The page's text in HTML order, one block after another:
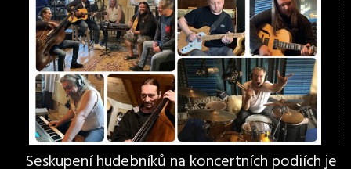
Seskupení hudebníků na koncertních podiích je